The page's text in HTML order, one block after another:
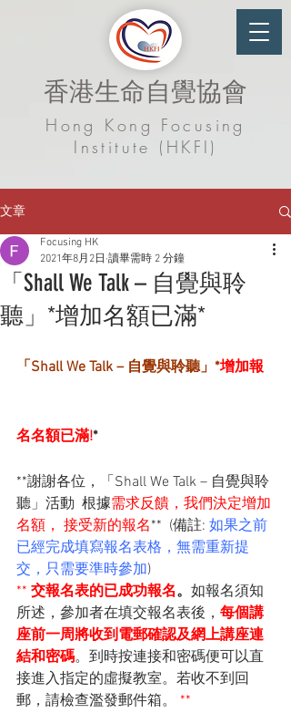
香港生命自覺協會
Hong Kong Focusing
Institute (HKFI)
文章
「Shall We Talk – 自覺與聆
聽」*增加名額已滿*
Focusing HK
2021年8月2日 讀畢需時 2 分鐘
「Shall We Talk – 自覺與聆聽」*增加報
名名額已滿!*
**謝謝各位，「Shall We Talk – 自覺與聆
聽」活動  根據需求反饋，我們決定增加
名額， 接受新的報名**  (備註: 如果之前
已經完成填寫報名表格，無需重新提
交，只需要準時參加)
** 交報名表的已成功報名。 如報名須知
所述，參加者在填交報名表後， 每個講
座前一周將收到電郵確認及網上講座連
結和密碼。到時按連接和密碼便可以直
接進入指定的虛擬教室。若收不到回
郵，請檢查濫發郵件箱。 **